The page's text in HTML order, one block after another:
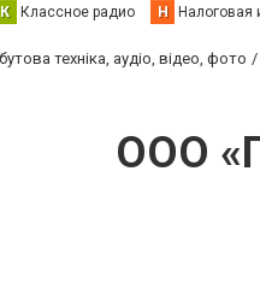
К Классное радио Н Налоговая
техніка, аудіо, відео, фото
ООО